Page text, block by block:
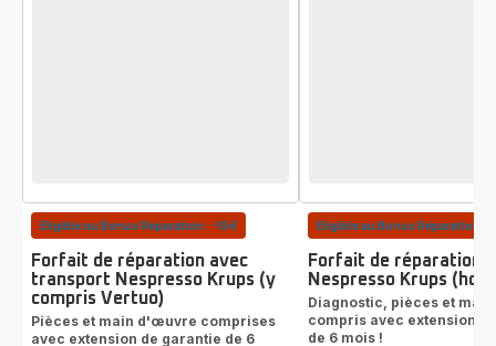
Eligible au Bonus Réparation : -15€
Forfait de réparation avec
transport Nespresso Krups (y
compris Vertuo)
Pièces et main d'œuvre comprises
avec extension de garantie de 6
Eligible au Bonus Réparation : -
Forfait de réparation
Nespresso Krups
Diagnostic, pièces et
compris avec extension
de 6 mois !